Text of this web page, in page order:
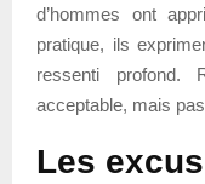
d’hommes ont
pratique, ils
ressenti profond.
acceptable, mais
Les